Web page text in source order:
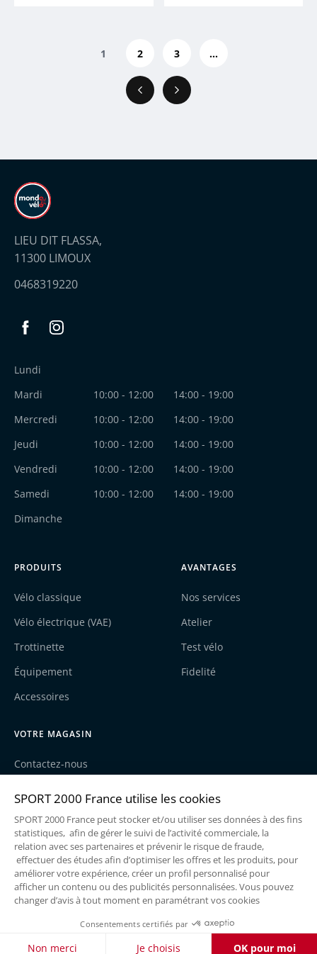
Précédent
1 2 3 ...
Suivant
LIEU DIT FLASSA,
11300 LIMOUX
0468319220
Lundi
Mardi
10:00 - 12:00
14:00 - 19:00
Mercredi
10:00 - 12:00
14:00 - 19:00
Jeudi
10:00 - 12:00
14:00 - 19:00
Vendredi
10:00 - 12:00
14:00 - 19:00
Samedi
10:00 - 12:00
14:00 - 19:00
Dimanche
PRODUITS
Vélo classique
Vélo électrique (VAE)
Trottinette
Équipement
Accessoires
AVANTAGES
Nos services
Atelier
Test vélo
Fidelité
VOTRE MAGASIN
Contactez-nous
Recrutement
Une enseigne du groupe Sport2000
Mentions légales
Politique de cookies